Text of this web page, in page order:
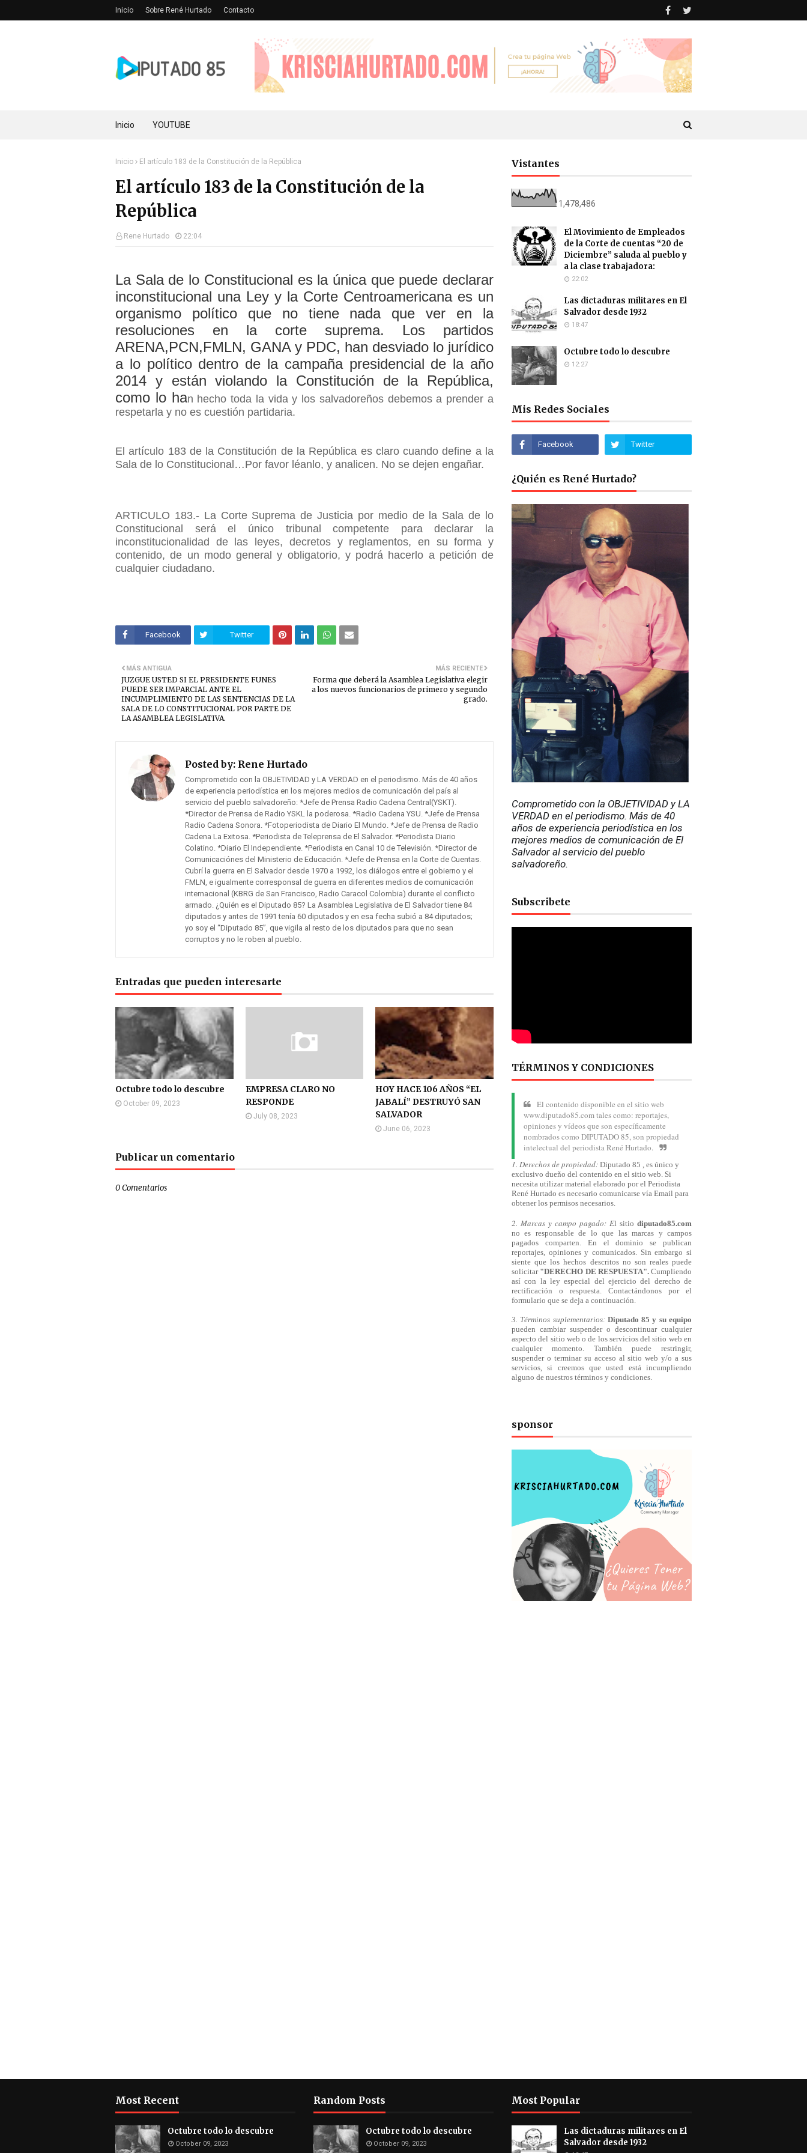
Inicio Sobre René Hurtado Contacto
Inicio YOUTUBE
Inicio El artículo 183 de la Constitución de la República
El artículo 183 de la Constitución de la
República
Rene Hurtado 22:04
La Sala de lo Constitucional es la única que puede declarar
inconstitucional una Ley y la Corte Centroamericana es un
organismo político que no tiene nada que ver en la
resoluciones en la corte suprema. Los partidos
ARENA,PCN,FMLN, GANA y PDC, han desviado lo jurídico
a lo político dentro de la campaña presidencial de la año
2014 y están violando la Constitución de la República,
como lo han hecho toda la vida y los salvadoreños debemos a prender a
respetarla y no es cuestión partidaria.
El artículo 183 de la Constitución de la República es claro cuando define a la
Sala de lo Constitucional…Por favor léanlo, y analicen. No se dejen engañar.
ARTICULO 183.- La Corte Suprema de Justicia por medio de la Sala de lo
Constitucional será el único tribunal competente para declarar la
inconstitucionalidad de las leyes, decretos y reglamentos, en su forma y
contenido, de un modo general y obligatorio, y podrá hacerlo a petición de
cualquier ciudadano.
Facebook Twitter
MÁS RECIENTE
Forma que deberá la Asamblea Legislativa elegir
a los nuevos funcionarios de primero y segundo
grado.
MÁS ANTIGUA
JUZGUE USTED SI EL PRESIDENTE FUNES
PUEDE SER IMPARCIAL ANTE EL
INCUMPLIMIENTO DE LAS SENTENCIAS DE LA
SALA DE LO CONSTITUCIONAL POR PARTE DE
LA ASAMBLEA LEGISLATIVA.
Posted by: Rene Hurtado
Comprometido con la OBJETIVIDAD y LA VERDAD en el periodismo. Más de 40 años
de experiencia periodística en los mejores medios de comunicación del país al
servicio del pueblo salvadoreño: *Jefe de Prensa Radio Cadena Central(YSKT).
*Director de Prensa de Radio YSKL la poderosa. *Radio Cadena YSU. *Jefe de Prensa
Radio Cadena Sonora. *Fotoperiodista de Diario El Mundo. *Jefe de Prensa de Radio
Cadena La Exitosa. *Periodista de Teleprensa de El Salvador. *Periodista Diario
Colatino. *Diario El Independiente. *Periodista en Canal 10 de Televisión. *Director de
Comunicaciónes del Ministerio de Educación. *Jefe de Prensa en la Corte de Cuentas.
Cubrí la guerra en El Salvador desde 1970 a 1992, los diálogos entre el gobierno y el
FMLN, e igualmente corresponsal de guerra en diferentes medios de comunicación
internacional (KBRG de San Francisco, Radio Caracol Colombia) durante el conflicto
armado. ¿Quién es el Diputado 85? La Asamblea Legislativa de El Salvador tiene 84
diputados y antes de 1991 tenía 60 diputados y en esa fecha subió a 84 diputados;
yo soy el “Diputado 85”, que vigila al resto de los diputados para que no sean
corruptos y no le roben al pueblo.
Entradas que pueden interesarte
Octubre todo lo descubre
October 09, 2023
EMPRESA CLARO NO
RESPONDE
July 08, 2023
HOY HACE 106 AÑOS “EL
JABALÍ” DESTRUYÓ SAN
SALVADOR
June 06, 2023
Publicar un comentario
0 Comentarios
Vistantes
1,478,486
El Movimiento de Empleados
de la Corte de cuentas “20 de
Diciembre” saluda al pueblo y
a la clase trabajadora:
22:02
Las dictaduras militares en El
Salvador desde 1932
18:47
Octubre todo lo descubre
12:27
Mis Redes Sociales
¿Quién es René Hurtado?
Comprometido con la OBJETIVIDAD y LA
VERDAD en el periodismo. Más de 40
años de experiencia periodística en los
mejores medios de comunicación de El
Salvador al servicio del pueblo
salvadoreño.
Subscribete
TÉRMINOS Y CONDICIONES
El contenido disponible en el sitio web
www.diputado85.com tales como: reportajes,
opiniones y vídeos que son específicamente
nombrados como DIPUTADO 85, son propiedad
intelectual del periodista René Hurtado.
1. Derechos de propiedad: Diputado 85 , es único y
exclusivo dueño del contenido en el sitio web. Si
necesita utilizar material elaborado por el Periodista
René Hurtado es necesario comunicarse vía Email para
obtener los permisos necesarios.
2. Marcas y campo pagado: El sitio diputado85.com
no es responsable de lo que las marcas y campos
pagados comparten. En el dominio se publican
reportajes, opiniones y comunicados. Sin embargo si
siente que los hechos descritos no son reales puede
solicitar "DERECHO DE RESPUESTA".Cumpliendo
así con la ley especial del ejercicio del derecho de
rectificación o respuesta. Contactándonos por el
formulario que se deja a continuación.
3. Términos suplementarios: Diputado 85 y su equipo
pueden cambiar suspender o descontinuar cualquier
aspecto del sitio web o de los servicios del sitio web en
cualquier momento. También puede restringir,
suspender o terminar su acceso al sitio web y/o a sus
servicios, si creemos que usted está incumpliendo
alguno de nuestros términos y condiciones.
sponsor
Most Recent
Octubre todo lo descubre
October 09, 2023
Random Posts
Octubre todo lo descubre
October 09, 2023
Most Popular
Las dictaduras militares en El
Salvador desde 1932